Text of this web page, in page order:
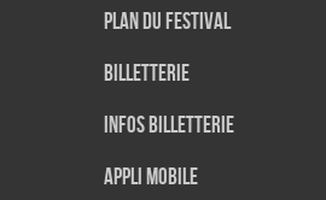
Plan du festival
Billetterie
Infos Billetterie
Appli mobile